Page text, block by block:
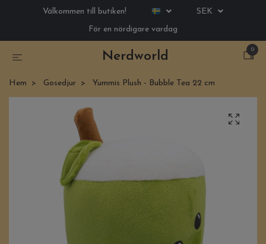
Välkommen till butiken!
SEK
För en nördigare vardag
Nerdworld
0
Hem Gosedjur Yummis Plush - Bubble Tea 22 cm